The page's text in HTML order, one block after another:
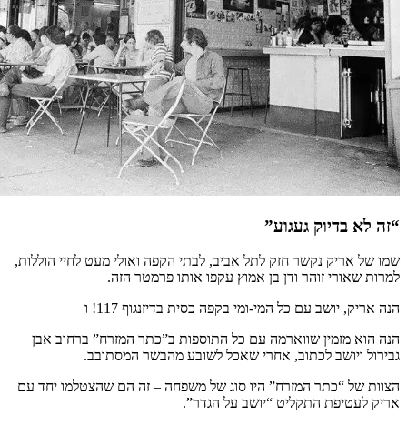
“זה לא בדיוק געגוע”
שמו של אריק נקשר חזק לתל אביב, לבתי הקפה ואולי מעט לחיי הוללות,
למרות שאורי זוהר ודן בן אמוץ עקפו אותו פרמטר הזה.
הנה אריק, יושב עם כל המי-ומי בקפה כסית בדיזנגוף 117! ו
הנה הוא מזמין שווארמה עם כל התוספות ב”כתר המזרח” ברחוב אבן
גבירול ויושב לכתוב, אחרי שאכל לשובע מהבשר המסתובב.
הצוות של “כתר המזרח” היו סוג של משפחה – זה הם שהצטלמו יחד עם
אריק לעטיפת התקליט “יושב על הגדר”.